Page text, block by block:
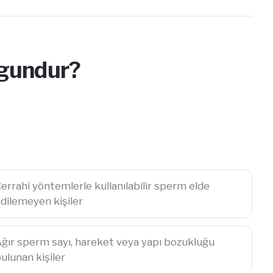
yöntemlerle kullanılabilir sperm elde
kişiler
sperm sayı, hareket veya yapı bozukluğu
kişiler